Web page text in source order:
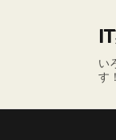
い
す！